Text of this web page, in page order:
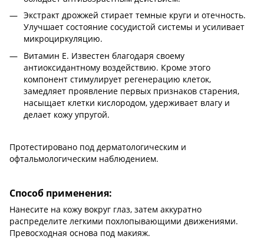
Экстракт дрожжей стирает темные круги и отечность.
Улучшает состояние сосудистой системы и усиливает
микроциркуляцию.
Витамин Е. Известен благодаря своему
антиоксидантному воздействию. Кроме этого
компонент стимулирует регенерацию клеток,
замедляет проявление первых признаков старения,
насыщает клетки кислородом, удерживает влагу и
делает кожу упругой.
Протестировано под дерматологическим и
офтальмологическим наблюдением.
Способ применения:
Нанесите на кожу вокруг глаз, затем аккуратно
распределите легкими похлопывающими движениями.
Превосходная основа под макияж.